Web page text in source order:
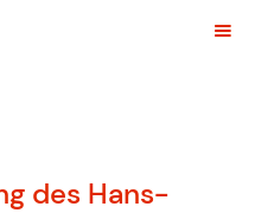
des Hans-